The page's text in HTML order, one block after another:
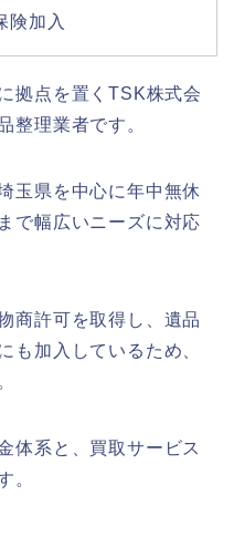
険加入
拠点を置くTSK株式会
整理業者です。
玉県を中心に年中無休
で幅広いニーズに対応
商許可を取得し、遺品
も加入しているため、
体系と、買取サービス
。